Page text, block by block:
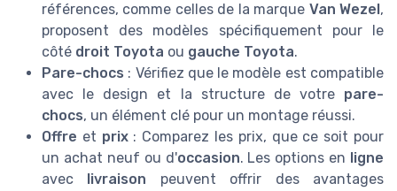
références, comme celles de la marque Van Wezel ,
proposent des modèles spécifiquement pour le
côté droit Toyota ou gauche Toyota.
Pare-chocs : Vérifiez que le modèle est compatible
avec le design et la structure de votre pare-
chocs, un élément clé pour un montage réussi.
Offre et prix: Comparez les prix, que ce soit pour
un achat neuf ou d'occasion. Les options en ligne
avec
livraison peuvent offrir des avantages